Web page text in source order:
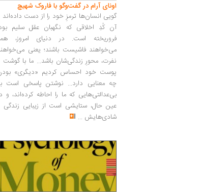
اونای آرام در گفت‌وگو با فاروک شهیچ‭
گویی انسان‌ها ترمزِ خود را از دست داده‌اند
آن کُدِ اخلاقی که نگهبان عقل سلیم
فروریخته است. در دنیای امروز،
می‌خواهند فاشیست باشند؛ یعنی
نفرت، محورِ زندگی‌شان باشد... ما با گوشت
پوست خود احساس کردیم «دیگری»
چه معنایی دارد... نوشتن پاسخی است
بی‌عدالتی‌هایی که ما را احاطه کرده‌اند، و
عین حال، ستایشی است از زیبایی زندگی
شادی‌هایش ...